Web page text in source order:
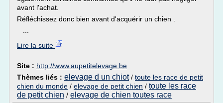
avant l'achat.
Réfléchissez donc bien avant d'acquérir un chien .
Lire la suite
Site : http://www.aupetitelevage.be
Thèmes liés : elevage d un chiot/ toute les race de petit
chien du monde / elevage de petit chien / toute les race
de petit chien / elevage de chien toutes race